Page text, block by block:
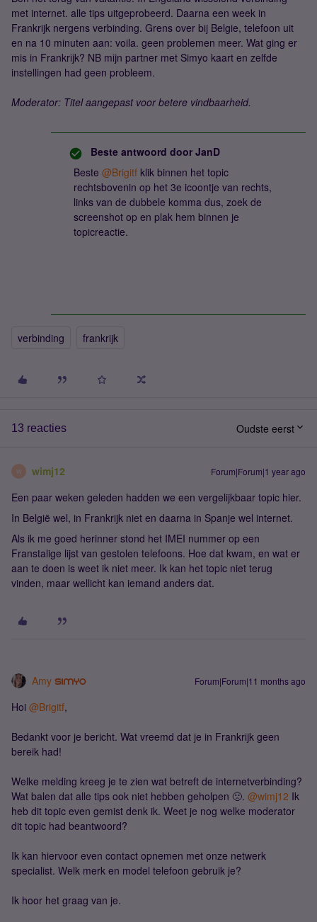
met internet. alle tips uitgeprobeerd. Daarna een week in
Frankrijk nergens verbinding. Grens over bij Belgie, telefoon uit
en na 10 minuten aan: voila. geen problemen meer. Wat ging er
mis in Frankrijk? NB mijn partner met Simyo kaart en zelfde
instellingen had geen probleem.
Moderator: Titel aangepast voor betere vindbaarheid.
Beste antwoord door JanD
Beste ​ @Brigitf klik binnen het topic
rechtsbovenin op het 3e icoontje van rechts,
links van de dubbele komma dus, zoek de
screenshot op en plak hem binnen je
topicreactie.
verbinding frankrijk
13 reacties Oudste eerst
W wimj12 Forum|Forum|1 year ago
Een paar weken geleden hadden we een vergelijkbaar topic hier.
In België wel, in Frankrijk niet en daarna in Spanje wel internet.
Als ik me goed herinner stond het IMEI nummer op een
Franstalige lijst van gestolen telefoons. Hoe dat kwam, en wat er
aan te doen is weet ik niet meer. Ik kan het topic niet terug
vinden, maar wellicht kan iemand anders dat.
Amy Forum|Forum|11 months ago
Hoi ​ @Brigitf,
Bedankt voor je bericht. Wat vreemd dat je in Frankrijk geen
bereik had!
Welke melding kreeg je te zien wat betreft de internetverbinding?
Wat balen dat alle tips ook niet hebben geholpen 🙁. ​ @wimj12 Ik
heb dit topic even gemist denk ik. Weet je nog welke moderator
dit topic had beantwoord?
Ik kan hiervoor even contact opnemen met onze netwerk
specialist. Welk merk en model telefoon gebruik je?
Ik hoor het graag van je.